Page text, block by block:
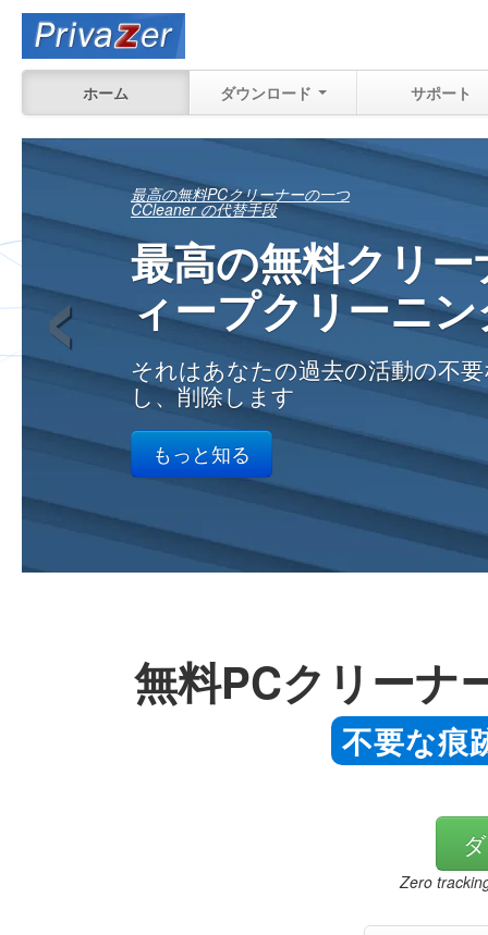
ホーム ダウンロード サポート
まだ回復できる
正確に確認する
自宅、職場で、あなたのPC上の
過去の活動の
もっと知る
‹
無料PCクリーナ
不要な痕
Zero